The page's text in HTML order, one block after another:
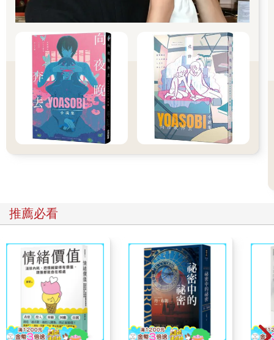
轎車後座，關上車門。唐篤知坐回駕駛座，驅車離開。眾黑衣男
子目送唐篤知離去後，才坐上停在一旁車子離開。
唐篤知駕駛著黑頭轎車來到一棟寬敞氣派的別墅，將車子停在別
墅門前。一路上在後車廂不斷搖晃碰撞的王湛，在轎車停下的瞬
間又撞上後車廂尾端一次，整個人頭昏眼花。
唐篤知下車打開後車廂，扛起帆布袋走進別墅。別墅客廳裡幾乎
一片漆黑，只亮著一盞微弱的小燈。
帆布袋的拉鍊被拉開的瞬間，臉色慘白的王湛急忙把頭探出袋
外。他虛弱地從帆布袋裡鑽出來，一時搞不清楚東西南北，但基
於本能打算往燈光的反方向逃走，卻在轉身時撞上一道結實的肉
牆。
被唐篤知帶進一間書房。
王英修坐在書房裡，正拿著剪刀修剪盆栽的枝葉。
買的別墅，你以後就住這裡。」
「哥！你也太過分了吧？」王湛忍不住抱怨。「難道你不能用正
常一點的方式找我嗎？」
王英修放下剪刀，起身走到王湛面前。王湛覺得王英修的眼神比
以往嚴格銳利，突然有點害怕。
「你離家出走這麼久，學校也畢不了業，還在街頭賣唱。」王英
修盯著王湛。
推薦必看